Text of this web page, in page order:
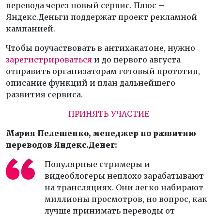
перевода через новый сервис. Плюс –
Яндекс.Деньги поддержат проект рекламной
кампанией.
Чтобы поучаствовать в антихакатоне, нужно
зарегистрироваться и до первого августа
отправить организаторам готовый прототип,
описание функций и план дальнейшего
развития сервиса.
ПРИНЯТЬ УЧАСТИЕ
Мария Пелешенко, менеджер по развитию
переводов Яндекс.Денег:
Популярные стримеры и
видеоблогеры неплохо зарабатывают
на трансляциях. Они легко набирают
миллионы просмотров, но вопрос, как
лучше принимать переводы от